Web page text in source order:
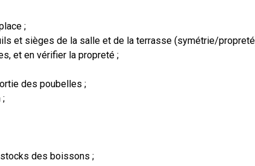
;
et sièges de la salle et de la terrasse (symétrie/
et en vérifier la propreté ;
des poubelles ;
;
des boissons ;